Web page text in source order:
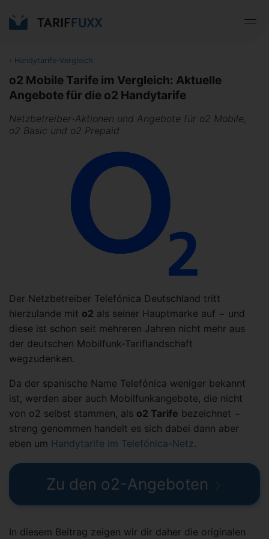
‹ Handytarife-Vergleich
o2 Mobile Tarife im Vergleich: Aktuelle
Angebote für die o2 Handytarife
Netzbetreiber-Aktionen und Angebote für o2 Mobile,
o2 Basic und o2 Prepaid
Der Netzbetreiber Telefónica Deutschland tritt
hierzulande mit o2 als seiner Hauptmarke auf − und
diese ist schon seit mehreren Jahren nicht mehr aus
der deutschen Mobilfunk-Tariflandschaft
wegzudenken.
Da der spanische Name Telefónica weniger bekannt
ist, werden aber auch Mobilfunkangebote, die nicht
von o2 selbst stammen, als o2 Tarife bezeichnet −
streng genommen handelt es sich dabei dann aber
eben um Handytarife im Telefónica-Netz.
Zu den o2-Angeboten
In diesem Beitrag zeigen wir dir daher die originalen